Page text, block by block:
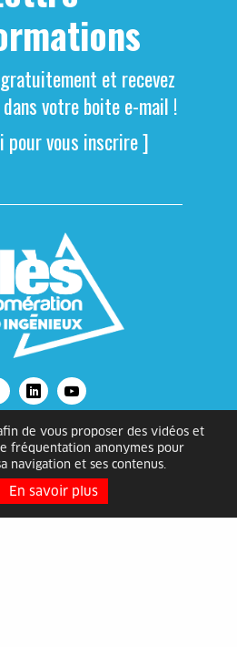
de vous proposer des vidéos et
fréquentation anonymes pour
navigation et ses contenus.
En savoir plus
et recevez
votre boite e-mail !
pour vous inscrire ]
: Bâtiment ATOME, 2 rue
30105 Alès Cédex